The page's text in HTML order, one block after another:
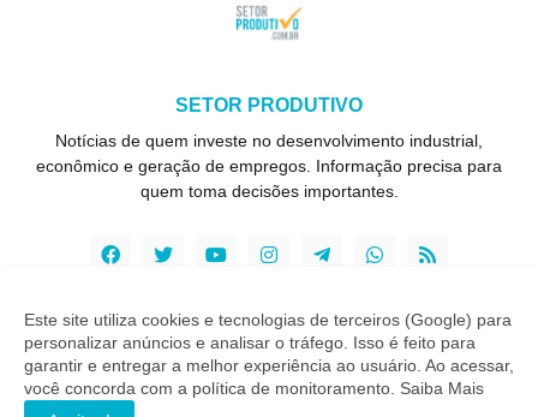
SETOR PRODUTIVO
Notícias de quem investe no desenvolvimento industrial,
econômico e geração de empregos. Informação precisa para
quem toma decisões importantes.
Copyright ©2026Setor Produtivo
INÍCIO SOBRE CONTATO LGPD
EXPEDIENTE
Este site utiliza cookies e tecnologias de terceiros (Google) para
personalizar anúncios e analisar o tráfego. Isso é feito para
garantir e entregar a melhor experiência ao usuário. Ao acessar,
você concorda com a política de monitoramento. Saiba Mais